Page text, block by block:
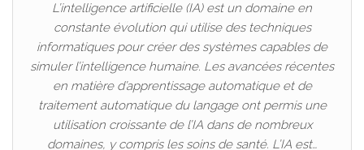
L’intelligence artificielle (IA) est un domaine en
constante évolution qui utilise des techniques
informatiques pour créer des systèmes capables de
simuler l’intelligence humaine. Les avancées récentes
en matière d’apprentissage automatique et de
traitement automatique du langage ont permis une
utilisation croissante de l’IA dans de nombreux
domaines, y compris les soins de santé. L’IA est…